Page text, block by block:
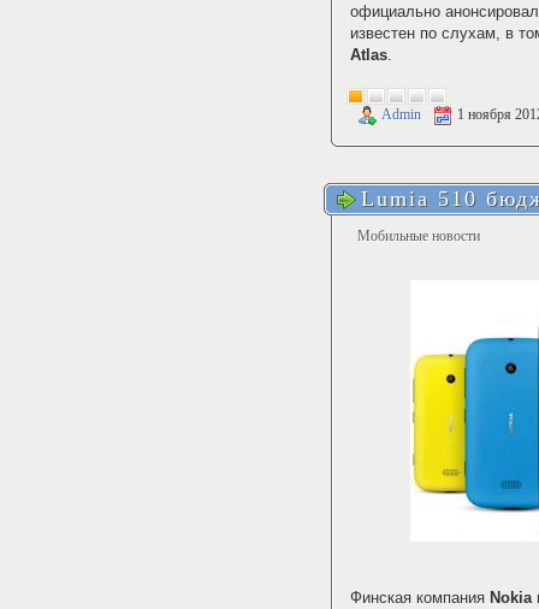
официально
известен по слухам, в
Atlas.
Admin 1 ноября
Lumia 510
Мобильные новости
Финская компания Nokia